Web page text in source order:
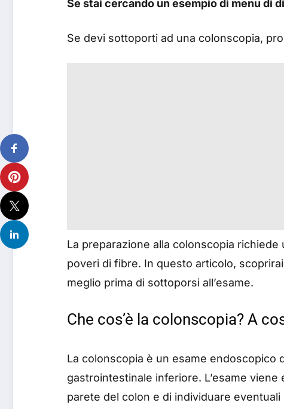
Se stai cercando un esempio di menu di
Se devi sottoporti ad una colonscopia,
La preparazione alla colonscopia
poveri di fibre. In questo articolo,
meglio prima di sottoporsi all’esame.
Che cos’è la colonscopia? A
La colonscopia è un esame
gastrointestinale inferiore. L’esame
parete del colon e di individuare